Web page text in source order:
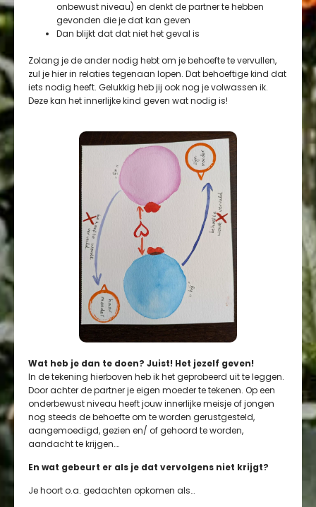
onbewust niveau) en denkt de partner te hebben
gevonden die je dat kan geven
Dan blijkt dat dat niet het geval is
Zolang je de ander nodig hebt om je behoefte te vervullen,
zul je hier in relaties tegenaan lopen. Dat behoeftige kind dat
iets nodig heeft. Gelukkig heb jij ook nog je volwassen ik.
Deze kan het innerlijke kind geven wat nodig is!
Wat heb je dan te doen? Juist! Het jezelf geven!
In de tekening hierboven heb ik het geprobeerd uit te leggen.
Door achter de partner je eigen moeder te tekenen. Op een
onderbewust niveau heeft jouw innerlijke meisje of jongen
nog steeds de behoefte om te worden gerustgesteld,
aangemoedigd, gezien en/ of gehoord te worden,
aandacht te krijgen….
En wat gebeurt er als je dat vervolgens niet krijgt?
Je hoort o.a. gedachten opkomen als…